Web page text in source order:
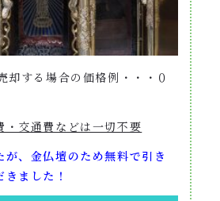
却する場合の価格例・・・０
交通費などは一切不要
が、金仏壇のため無料で引き
ました！